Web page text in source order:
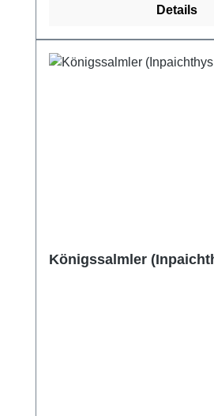
Details
Königssalmler